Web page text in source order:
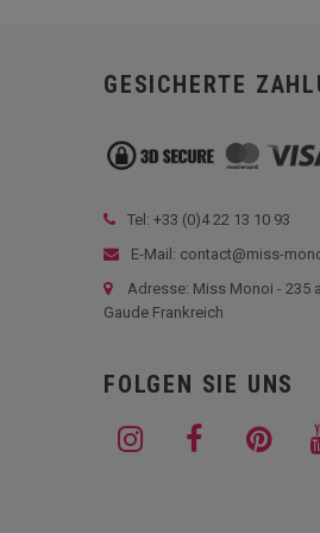
GESICHERTE
Tel: +33 (0)4 22 13 10 93
E-Mail: contact@miss-
Adresse: Miss Monoi - 235
Gaude Frankreich
FOLGEN SIE UNS